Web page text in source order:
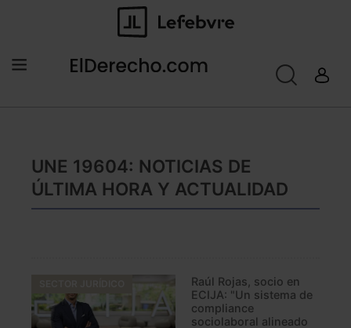
UNE 19604: NOTICIAS DE
ÚLTIMA HORA Y ACTUALIDAD
Raúl Rojas, socio en
ECIJA: "Un sistema de
compliance
sociolaboral alineado